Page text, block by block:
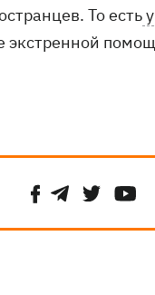
То есть
экстренной